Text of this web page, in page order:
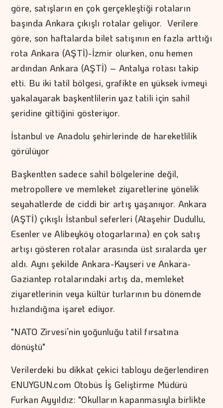
göre, satışların en çok gerçekleştiği rotaların
başında Ankara çıkışlı rotalar geliyor. Verilere
göre, son haftalarda bilet satışının en fazla arttığı
rota Ankara (AŞTİ)-İzmir olurken, onu hemen
ardından Ankara (AŞTİ) – Antalya rotası takip
etti. Bu iki tatil bölgesi, grafikte en yüksek ivmeyi
yakalayarak başkentlilerin yaz tatili için sahil
şeridine gittiğini gösteriyor.
İstanbul ve Anadolu şehirlerinde de hareketlilik
görülüyor
Başkentten sadece sahil bölgelerine değil,
metropollere ve memleket ziyaretlerine yönelik
seyahatlerde de ciddi bir artış yaşanıyor. Ankara
(AŞTİ) çıkışlı İstanbul seferleri (Ataşehir Dudullu,
Esenler ve Alibeyköy otogarlarına) en çok satış
artışı gösteren rotalar arasında üst sıralarda yer
aldı. Aynı şekilde Ankara-Kayseri ve Ankara-
Gaziantep rotalarındaki artış da, memleket
ziyaretlerinin veya kültür turlarının bu dönemde
hızlandığına işaret ediyor.
"NATO Zirvesi’nin yoğunluğu tatil fırsatına
dönüştü"
Verilerdeki bu dikkat çekici tabloyu değerlendiren
ENUYGUN.com Otobüs İş Geliştirme Müdürü
Furkan Ayyıldız: "Okulların kapanmasıyla birlikte